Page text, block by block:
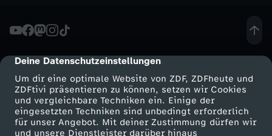
cmp-dialog-description
Deine Datenschutzeinstellungen
Um dir eine optimale Website von ZDF, ZDFheute und
ZDFtivi präsentieren zu können, setzen wir Cookies
und vergleichbare Techniken ein. Einige der
eingesetzten Techniken sind unbedingt erforderlich
für unser Angebot. Mit deiner Zustimmung dürfen wir
und unsere Dienstleister darüber hinaus
0
1
.
2
Mehr ZDF Service